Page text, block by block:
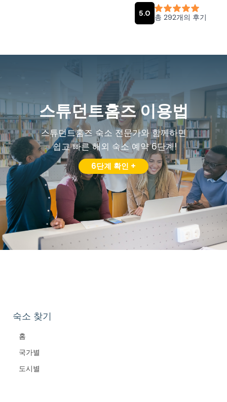
스튜던트홈즈 이용법
스튜던트홈즈 숙소 전문가와 함께하면
쉽고 빠른 해외 숙소 예약 6단계!
6단계 확인 +
숙소 찾기
홈
국가별
도시별